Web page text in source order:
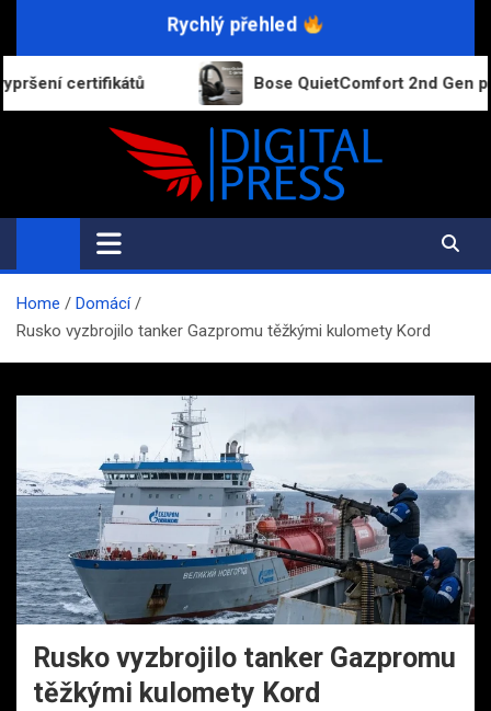
Rychlý přehled
Bose QuietComfort 2nd Gen přebírají funkce
Digital-Press.cz
Kvalitní informace pro každý den
Home
Domácí
Rusko vyzbrojilo tanker Gazpromu těžkými kulomety Kord
Rusko vyzbrojilo tanker Gazpromu
těžkými kulomety Kord